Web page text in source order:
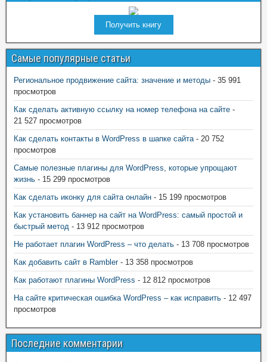
Получить книгу
Самые популярные статьи
Региональное продвижение сайта: значение и методы - 35 991
просмотров
Как сделать активную ссылку на номер телефона на сайте -
21 527 просмотров
Как сделать контакты в WordPress в шапке сайта- 20 752
просмотров
Самые полезные плагины для WordPress, которые упрощают
жизнь - 15 299 просмотров
Как сделать иконку для сайта онлайн - 15 199 просмотров
Как установить баннер на сайт на WordPress: самый простой и
быстрый метод - 13 912 просмотров
Не работает плагин WordPress – что делать - 13 708 просмотров
Как добавить сайт в Rambler- 13 358 просмотров
Как работают плагины WordPress - 12 812 просмотров
На сайте критическая ошибка WordPress – как исправить - 12 497
просмотров
Последние комментарии